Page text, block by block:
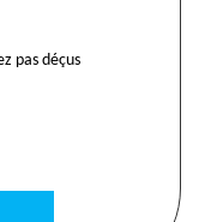
pas déçus